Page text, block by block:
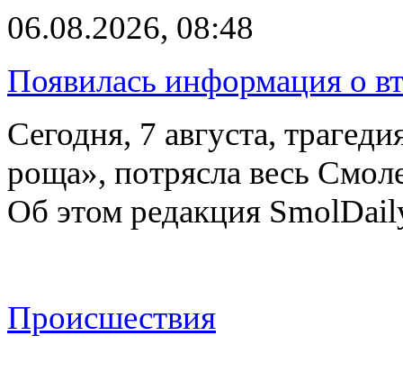
06.08.2026, 08:48
Появилась информация о
Сегодня, 7 августа,
роща», потрясла весь
Об этом редакция
Происшествия